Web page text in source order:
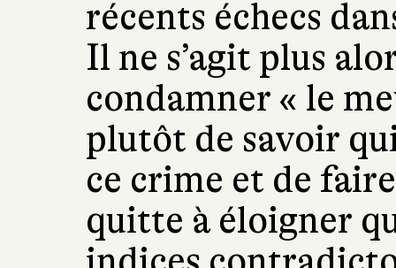
récents échecs
Il ne s’agit plus
condamner « le
plutôt de savoir
ce crime et de
quitte à éloigner